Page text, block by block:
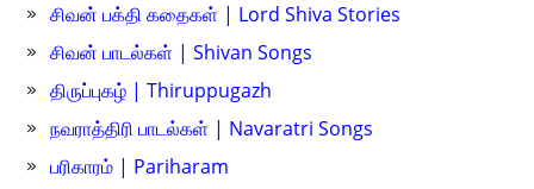
சிவன் பக்தி கதைகள் | Lord Shiva Stories
சிவன் பாடல்கள் | Shivan Songs
திருப்புகழ் | Thiruppugazh
நவராத்திரி பாடல்கள் | Navaratri Songs
பரிகாரம் | Pariharam